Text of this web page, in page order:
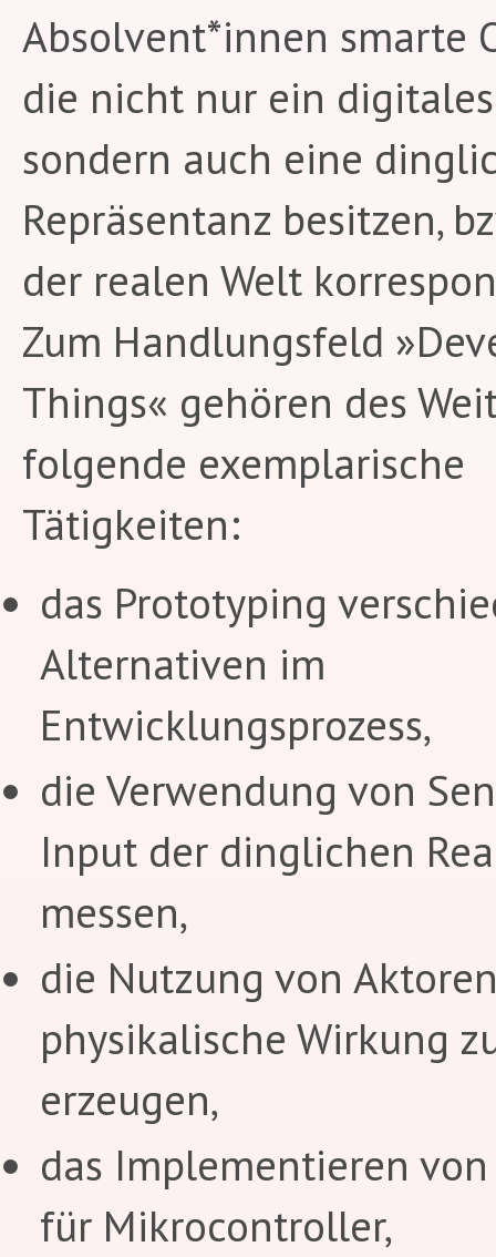
Absolvent*innen smarte
die nicht nur ein
sondern auch eine
Repräsentanz besitzen,
der realen Welt
Zum Handlungsfeld
Things« gehören des
folgende exemplarische
Tätigkeiten:
das Prototyping
Alternativen im
Entwicklungsprozess,
die Verwendung von
Input der dinglichen
messen,
die Nutzung von
physikalische Wirkung
erzeugen,
das Implementieren
für Mikrocontroller,